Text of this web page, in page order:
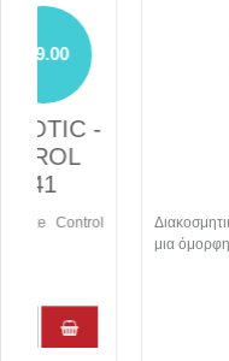
Διακοσμητικό
μια όμορφη νότα στο